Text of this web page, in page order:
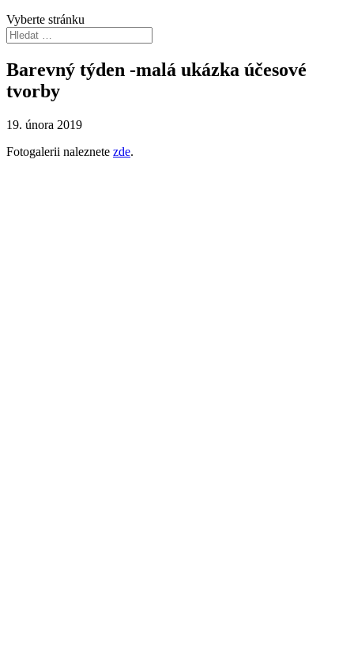
Vyberte stránku
Barevný týden -malá ukázka účesové
tvorby
19. února 2019
Fotogalerii naleznete zde.